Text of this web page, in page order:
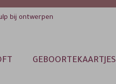
bij ontwerpen
GEBOORTEKAARTJES